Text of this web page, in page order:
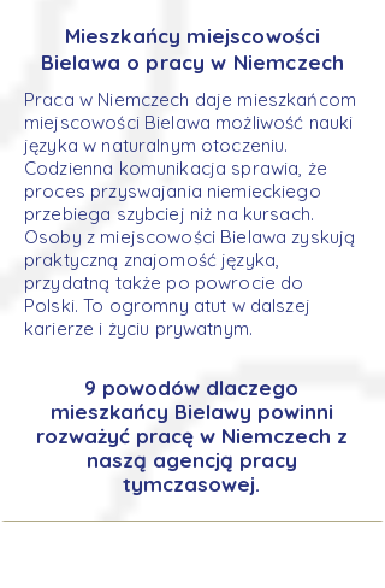
Mieszkańcy miejscowości
Bielawa o pracy w Niemczech
Praca w Niemczech daje mieszkańcom
miejscowości Bielawa możliwość nauki
języka w naturalnym otoczeniu.
Codzienna komunikacja sprawia, że
proces przyswajania niemieckiego
przebiega szybciej niż na kursach.
Osoby z miejscowości Bielawa zyskują
praktyczną znajomość języka,
przydatną także po powrocie do
Polski. To ogromny atut w dalszej
karierze i życiu prywatnym.
9 powodów dlaczego
mieszkańcy Bielawy powinni
rozważyć pracę w Niemczech z
naszą agencją pracy
tymczasowej.